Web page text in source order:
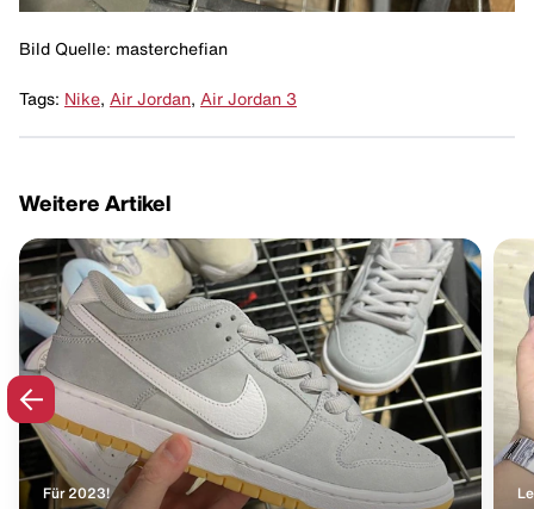
Bild Quelle: masterchefian
Tags: Nike Air Jordan Air Jordan 3
Weitere Artikel
Für 2023!